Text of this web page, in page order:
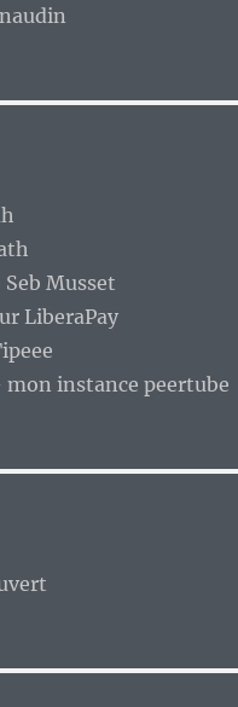
Seb Musset
LiberaPay
mon instance peertube